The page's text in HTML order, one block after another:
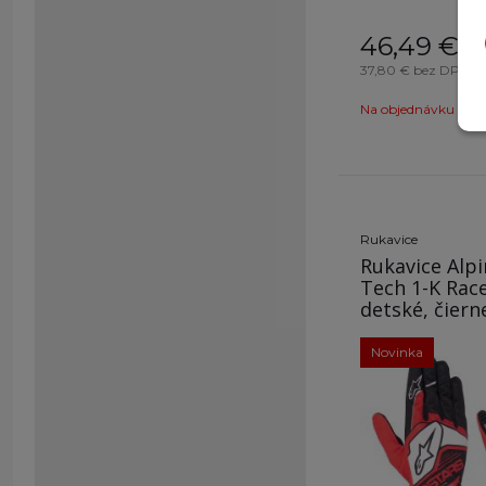
46,49 €
s
37,80 € bez DPH / ks
Na objednávku
Rukavice
Rukavice
Tech 1-K
detské,
Novinka